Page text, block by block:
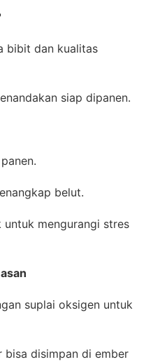
bibit dan kualitas
siap dipanen.
belut.
mengurangi stres
suplai oksigen untuk
bisa disimpan di ember